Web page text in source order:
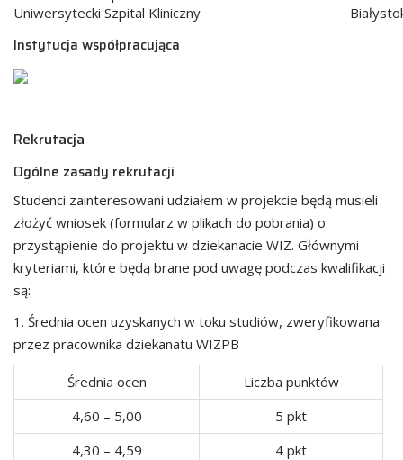
Uniwersytecki Szpital Kliniczny
Instytucja współpracująca
Rekrutacja
Ogólne zasady rekrutacji
Studenci zainteresowani udziałem w projekcie będą musieli
złożyć wniosek (formularz w plikach do pobrania) o
przystąpienie do projektu w dziekanacie WIZ. Głównymi
kryteriami, które będą brane pod uwagę podczas kwalifikacji
są:
1. Średnia ocen uzyskanych w toku studiów, zweryfikowana
przez pracownika dziekanatu WIZPB
Średnia ocen
Liczba punktów
4,60 – 5,00
5 pkt
4,30 – 4,59
4 pkt